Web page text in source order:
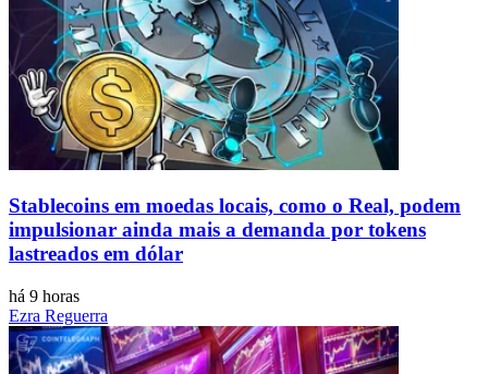
Stablecoins ​​em moedas locais, como o Real, podem
impulsionar ainda mais a demanda por tokens
lastreados em dólar
há 9 horas
Ezra Reguerra